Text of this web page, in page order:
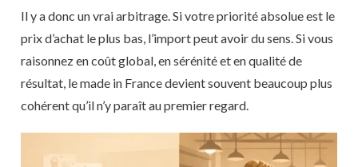
Il y a donc un vrai arbitrage. Si votre priorité absolue est le
prix d’achat le plus bas, l’import peut avoir du sens. Si vous
raisonnez en coût global, en sérénité et en qualité de
résultat, le made in France devient souvent beaucoup plus
cohérent qu’il n’y paraît au premier regard.